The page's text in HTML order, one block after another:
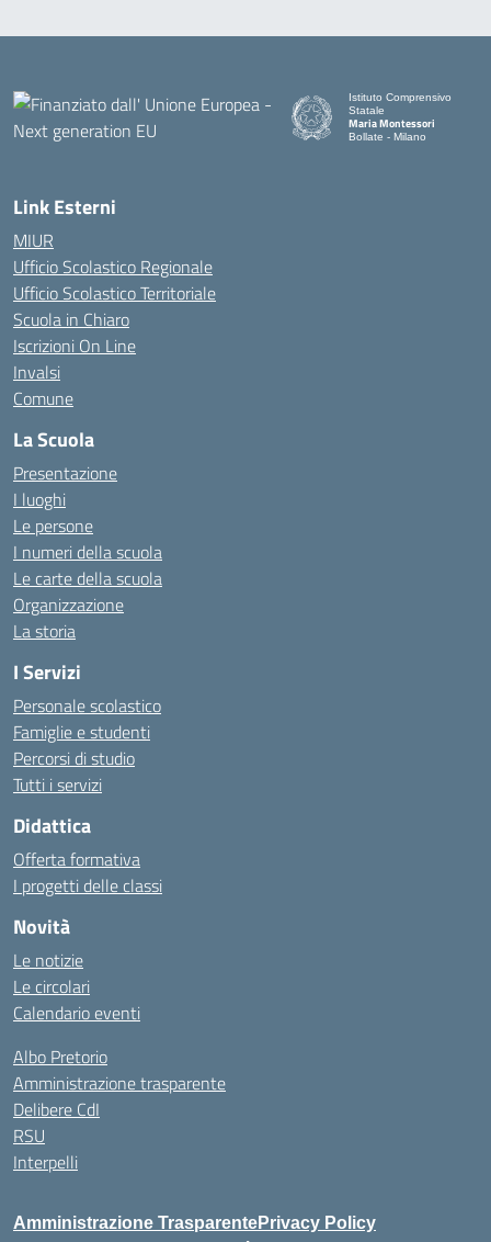
Istituto Comprensivo
Statale
Maria Montessori
Bollate - Milano
Link Esterni
MIUR
Ufficio Scolastico Regionale
Ufficio Scolastico Territoriale
Scuola in Chiaro
Iscrizioni On Line
Invalsi
Comune
La Scuola
Presentazione
I luoghi
Le persone
I numeri della scuola
Le carte della scuola
Organizzazione
La storia
I Servizi
Personale scolastico
Famiglie e studenti
Percorsi di studio
Tutti i servizi
Didattica
Offerta formativa
I progetti delle classi
Novità
Le notizie
Le circolari
Calendario eventi
Albo Pretorio
Amministrazione trasparente
Delibere CdI
RSU
Interpelli
Amministrazione TrasparentePrivacy Policy